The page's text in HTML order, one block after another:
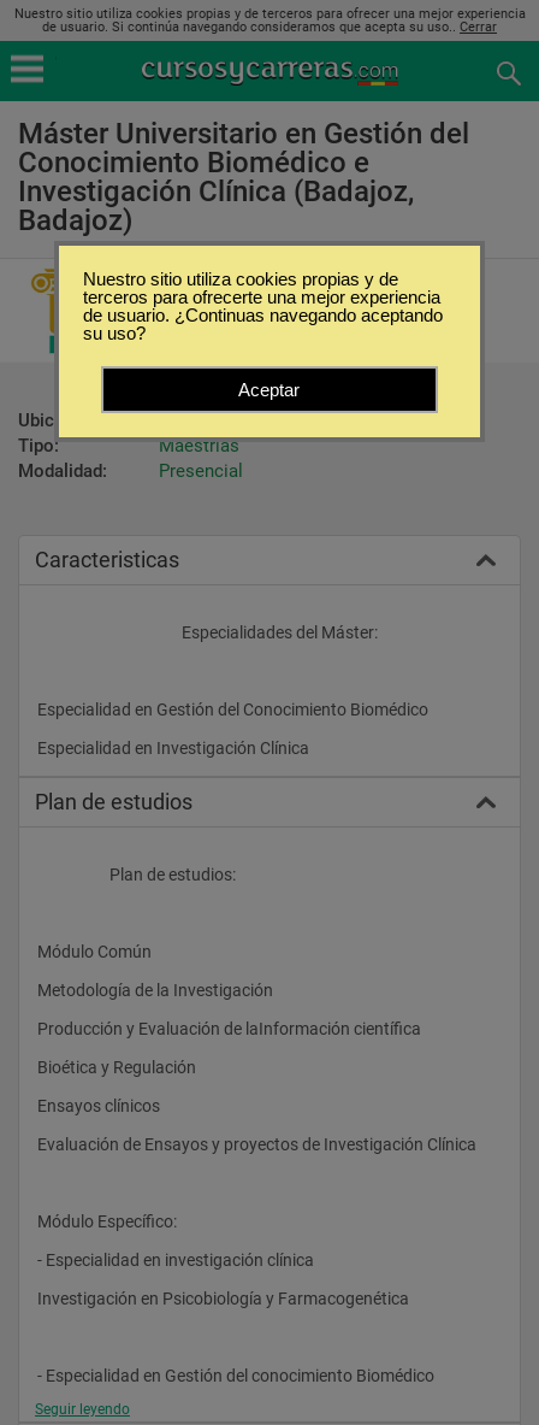
Nuestro sitio utiliza cookies propias y de terceros para ofrecer una mejor experiencia
de usuario. Si continúa navegando consideramos que acepta su uso.. Cerrar
Máster Universitario en Gestión del
Conocimiento Biomédico e
Investigación Clínica (Badajoz,
Badajoz)
Universidad de Extremadura
Ubicación:
Badajoz - Badajoz
Tipo:
Maestrías
Modalidad:
Presencial
Caracteristicas
					Especialidades del Máster:
Especialidad en Gestión del Conocimiento Biomédico
Plan de estudios
                    Plan de estudios:
Módulo Común
Metodología de la Investigación
Producción y Evaluación de laInformación científica
Bioética y Regulación
Ensayos clínicos
Evaluación de Ensayos y proyectos de Investigación Clínica
Módulo Específico:
- Especialidad en investigación clínica
Investigación en Psicobiología y Farmacogenética
- Especialidad en Gestión del conocimiento Biomédico
Gestión del Conocimiento Biomédico
Seguir leyendo
Nuestro sitio utiliza cookies propias y de
terceros para ofrecerte una mejor experiencia
de usuario. ¿Continuas navegando aceptando
su uso?
Aceptar